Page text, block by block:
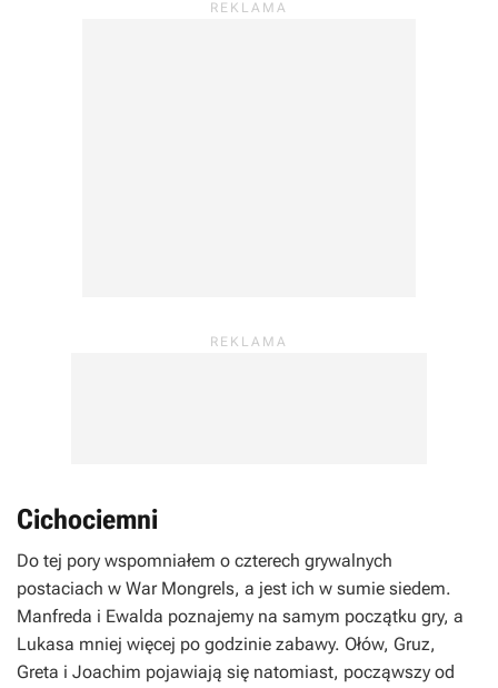
Cichociemni
Do tej pory wspomniałem o czterech grywalnych
postaciach w War Mongrels, a jest ich w sumie siedem.
Manfreda i Ewalda poznajemy na samym początku gry, a
Lukasa mniej więcej po godzinie zabawy. Ołów, Gruz,
Greta i Joachim pojawiają się natomiast, począwszy od